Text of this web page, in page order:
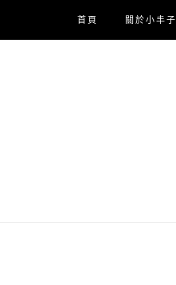
首頁 關於小丰子